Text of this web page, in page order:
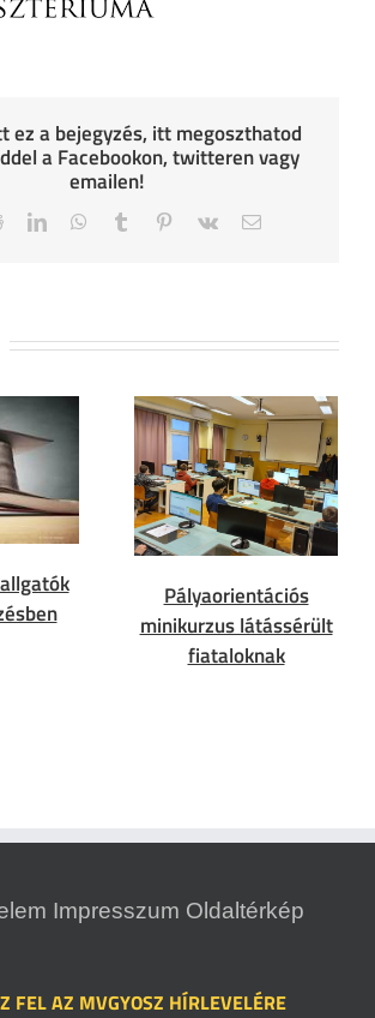
ez a bejegyzés, itt megoszthatod
a Facebookon, twitteren vagy
emailen!
RedditLinkedInWhatsApp
Tumblr Pinterest
Vk Email
Pályaorientációs
minikurzus látássérült
fiataloknak
Impresszum Oldaltérkép
FEL AZ MVGYOSZ HÍRLEVELÉRE